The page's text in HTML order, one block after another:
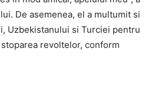
De asemenea, el a multumit si
Uzbekistanului si Turciei pentru
revoltelor, conform